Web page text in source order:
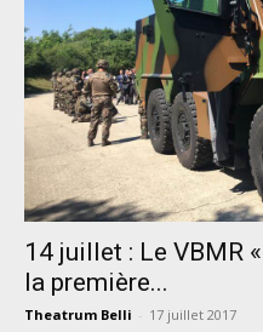
14 juillet : Le VBMR
la première...
Theatrum Belli - 17 juillet 2017